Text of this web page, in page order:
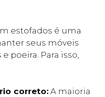
estofados é uma
seus móveis
poeira. Para isso,
correto: A maioria